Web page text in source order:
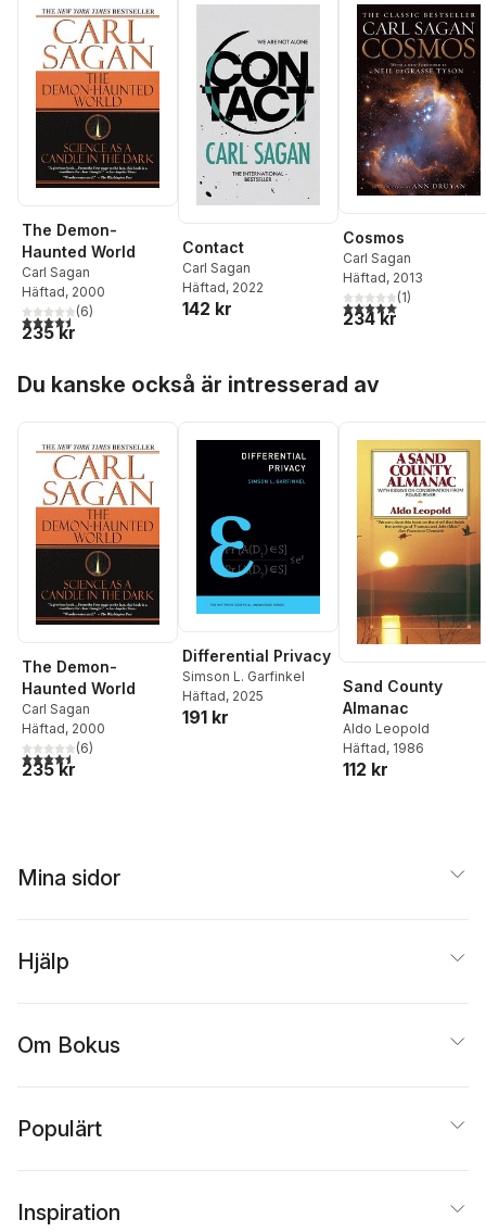
The Demon-
Haunted World
Carl Sagan
Häftad, 2000
4,5utav 5 stjärnor. Totalt antal röster:
(6)
235 kr
Contact
Carl Sagan
Häftad, 2022
142 kr
Cosmos
Carl Sagan
Häftad, 2013
5,0utav 5 stjärnor.
(1)
234 kr
Du kanske också är intresserad av
The Demon-
Haunted World
Carl Sagan
Häftad, 2000
4,5utav 5 stjärnor. Totalt antal röster:
(6)
235 kr
Differential Privacy
Simson L. Garfinkel
Häftad, 2025
191 kr
Sand County
Almanac
Aldo Leopold
Häftad, 1986
112 kr
Mina sidor
Hjälp
Om Bokus
Populärt
Inspiration